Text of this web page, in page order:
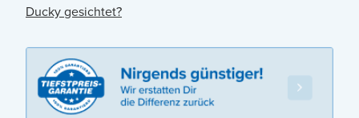
Ducky gesichtet?